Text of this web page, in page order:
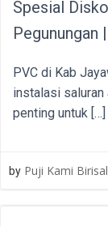
Spesial
Pegunungan
PVC di Kab
instalasi saluran
penting untuk […]
by Puji Kami